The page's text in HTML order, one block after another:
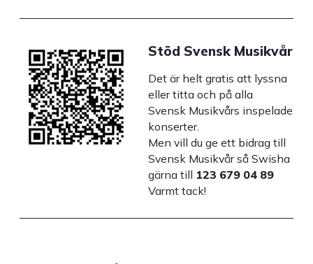
Stöd Svensk Musikvår
Det är helt gratis att lyssna
eller titta och på alla
Svensk Musikvårs inspelade
konserter.
Men vill du ge ett bidrag till
Svensk Musikvår så Swisha
gärna till 123 679 04 89
Varmt tack!